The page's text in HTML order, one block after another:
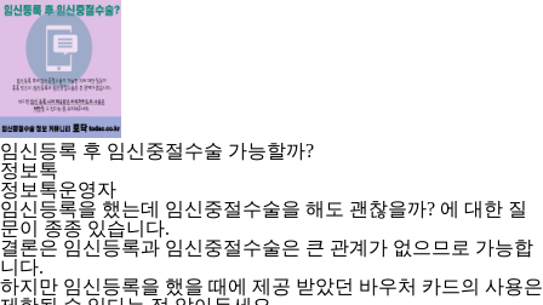
임신등록 후 임신중절수술 가능할까?
정보톡
정보톡운영자
임신등록을 했는데 임신중절수술을 해도 괜찮을까? 에 대한 질
문이 종종 있습니다.
결론은 임신등록과 임신중절수술은 큰 관계가 없으므로 가능합
니다.
하지만 임신등록을 했을 때에 제공 받았던 바우처 카드의 사용은